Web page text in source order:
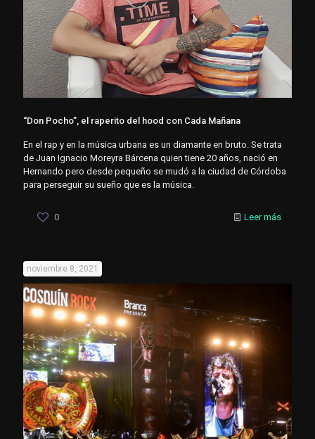
“Don Pocho”, el raperito del hood con Cada Mañana
En el rap y en la música urbana es un diamante en bruto. Se trata
de Juan Ignacio Moreyra Bárcena quien tiene 20 años, nació en
Hernando pero desde pequeño se mudó a la ciudad de Córdoba
para perseguir su sueño que es la música.
0 Leer más
noviembre 8, 2021